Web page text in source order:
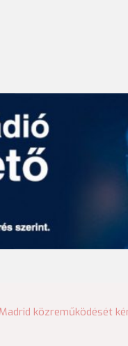
közreműködését